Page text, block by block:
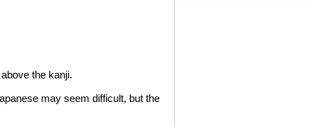
the kanji.
may seem difficult, but the